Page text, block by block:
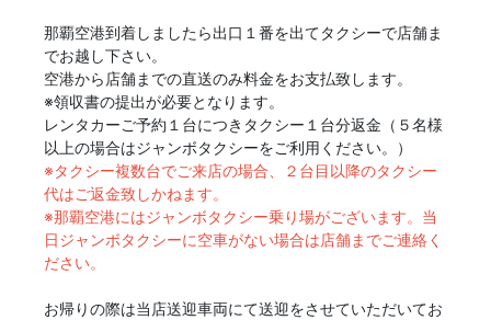
那覇空港到着しましたら出口１番を出てタクシーで店舗ま
でお越し下さい。
空港から店舗までの直送のみ料金をお支払致します。
※領収書の提出が必要となります。
レンタカーご予約１台につきタクシー１台分返金（５名様
以上の場合はジャンボタクシーをご利用ください。）
※タクシー複数台でご来店の場合、２台目以降のタクシー
代はご返金致しかねます。
※那覇空港にはジャンボタクシー乗り場がございます。当
日ジャンボタクシーに空車がない場合は店舗までご連絡く
ださい。
お帰りの際は当店送迎車両にて送迎をさせていただいてお